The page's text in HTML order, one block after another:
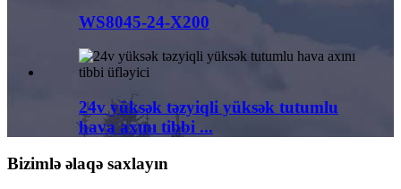
WS8045-24-X200
24v yüksək təzyiqli yüksək tutumlu
hava axını tibbi ...
Bizimlə əlaqə saxlayın